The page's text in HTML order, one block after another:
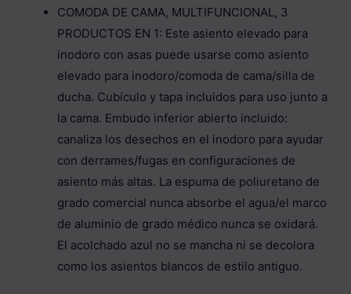
COMODA DE CAMA, MULTIFUNCIONAL, 3
PRODUCTOS EN 1: Este asiento elevado para
inodoro con asas puede usarse como asiento
elevado para inodoro/comoda de cama/silla de
ducha. Cubículo y tapa incluidos para uso junto a
la cama. Embudo inferior abierto incluido:
canaliza los desechos en el inodoro para ayudar
con derrames/fugas en configuraciones de
asiento más altas. La espuma de poliuretano de
grado comercial nunca absorbe el agua/el marco
de aluminio de grado médico nunca se oxidará.
El acolchado azul no se mancha ni se decolora
como los asientos blancos de estilo antiguo.